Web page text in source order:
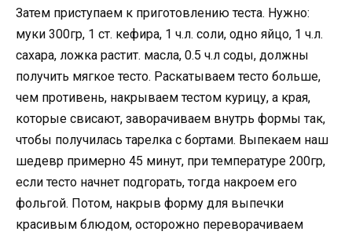
Затем приступаем к приготовлению теста. Нужно:
муки 300гр, 1 ст. кефира, 1 ч.л. соли, одно яйцо, 1 ч.л.
сахара, ложка растит. масла, 0.5 ч.л соды, должны
получить мягкое тесто. Раскатываем тесто больше,
чем противень, накрываем тестом курицу, а края,
которые свисают, заворачиваем внутрь формы так,
чтобы получилась тарелка с бортами. Выпекаем наш
шедевр примерно 45 минут, при температуре 200гр,
если тесто начнет подгорать, тогда накроем его
фольгой. Потом, накрыв форму для выпечки
красивым блюдом, осторожно переворачиваем